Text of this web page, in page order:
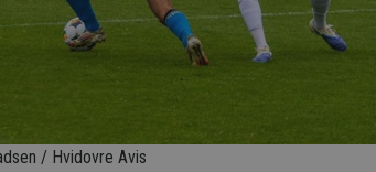
/ Hvidovre Avis